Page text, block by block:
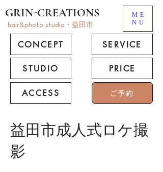
GRIN-CREATIONS
hair&photo studio・益田市
CONCEPT
STUDIO
ACCESS
SERVICE
PRICE
ご予約
ME
NU
益田市成人式ロケ撮
影